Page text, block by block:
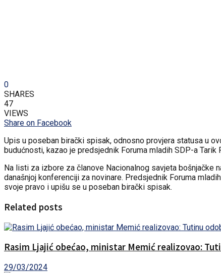
0
SHARES
47
VIEWS
Share on Facebook
Upis u poseban birački spisak, odnosno provjera statusa u
budućnosti, kazao je predsjednik Foruma mladih SDP-a
Na listi za izbore za članove Nacionalnog savjeta bošnjačke
današnjoj konferenciji za novinare. Predsjednik Foruma
svoje pravo i upišu se u poseban birački spisak.
Related posts
Rasim Ljajić obećao, ministar Memić realizovao:
29/03/2024